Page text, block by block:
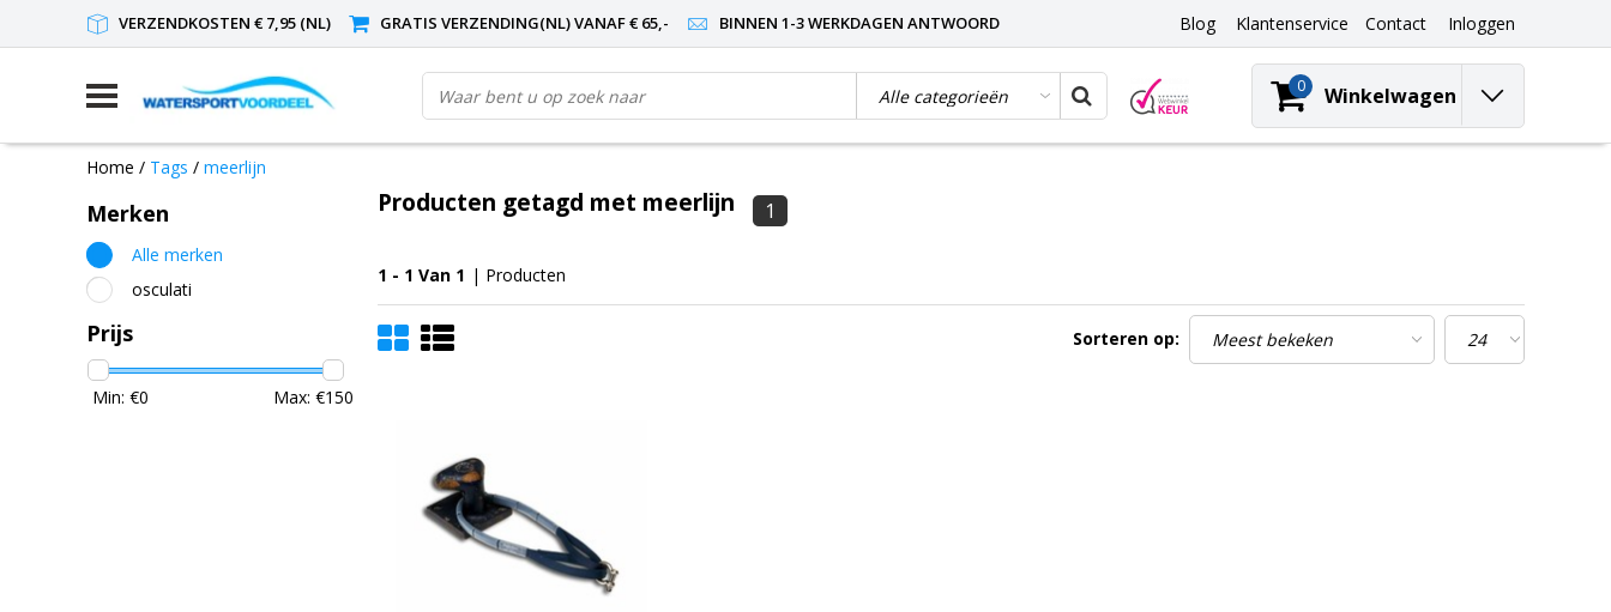
VERZENDKOSTEN € 7,95 (NL) GRATIS VERZENDING(NL) VANAF € 65,- BINNEN 1-3 WERKDAGEN ANTWOORD Blog Klantenservice Contact Inloggen
0 Winkelwagen
Home / Tags / meerlijn
Merken
Alle merken
osculati
Prijs
Min: €0 Max: €150
Producten getagd met meerlijn 1
1 - 1 Van 1 | Producten
Sorteren op: